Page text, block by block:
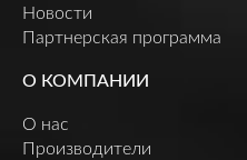
Новости
Партнерская программа
О КОМПАНИИ
О нас
Производители